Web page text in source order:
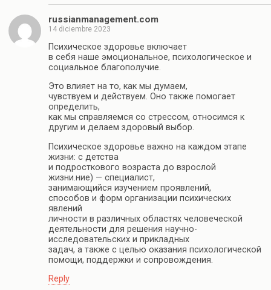
russianmanagement.com
14 diciembre 2023
Психическое здоровье включает
в себя наше эмоциональное, психологическое и
социальное благополучие.
Это влияет на то, как мы думаем,
чувствуем и действуем. Оно также помогает
определить,
как мы справляемся со стрессом, относимся к
другим и делаем здоровый выбор.
Психическое здоровье важно на каждом этапе
жизни: с детства
и подросткового возраста до взрослой
жизни.ние) — специалист,
занимающийся изучением проявлений,
способов и форм организации психических
явлений
личности в различных областях человеческой
деятельности для решения научно-
исследовательских и прикладных
задач, а также с целью оказания психологической
помощи, поддержки и сопровождения.
Reply